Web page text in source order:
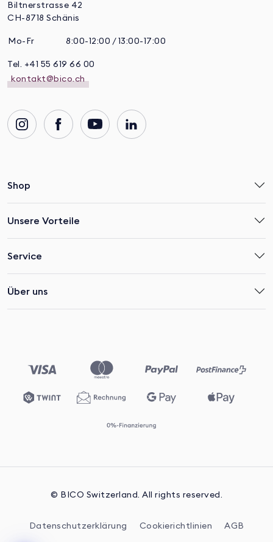
Biltnerstrasse 42
CH-8718 Schänis
Mo-Fr 8:00-12:00 / 13:00-17:00
Tel. +41 55 619 66 00
kontakt@bico.ch
Shop
Unsere Vorteile
Service
Über uns
© BICO Switzerland. All rights reserved.
Datenschutzerklärung Cookierichtlinien AGB